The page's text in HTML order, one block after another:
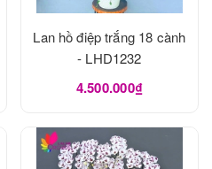
Lan hồ điệp trắng 18 cành
- LHD1232
4.500.000₫